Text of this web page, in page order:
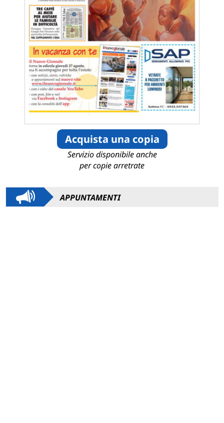
Acquista una copia
Servizio disponibile anche
per copie arretrate
APPUNTAMENTI